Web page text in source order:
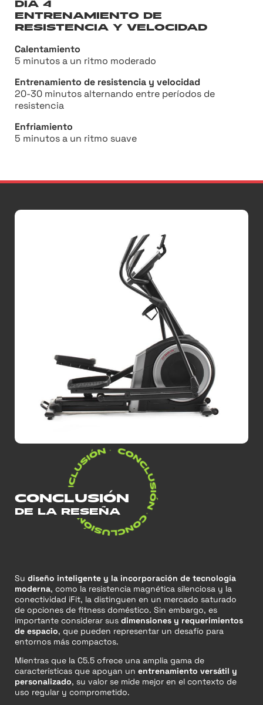
DÍA 4
ENTRENAMIENTO DE
RESISTENCIA Y VELOCIDAD
Calentamiento
5 minutos a un ritmo moderado
Entrenamiento de resistencia y velocidad
20-30 minutos alternando entre períodos de
resistencia
Enfriamiento
5 minutos a un ritmo suave
CONCLUSIÓN
DE LA RESEÑA
Su diseño inteligente y la incorporación de tecnología
moderna, como la resistencia magnética silenciosa y la
conectividad iFit, la distinguen en un mercado saturado
de opciones de fitness doméstico. Sin embargo, es
importante considerar sus dimensiones y requerimientos
de espacio, que pueden representar un desafío para
entornos más compactos.
Mientras que la C5.5 ofrece una amplia gama de
características que apoyan un entrenamiento versátil y
personalizado, su valor se mide mejor en el contexto de
uso regular y comprometido.